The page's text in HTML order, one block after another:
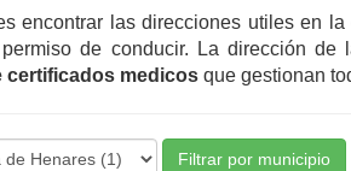
encontrar las direcciones utiles en
de conducir. La dirección
certificados medicos que gestionan
Filtrar por municipio